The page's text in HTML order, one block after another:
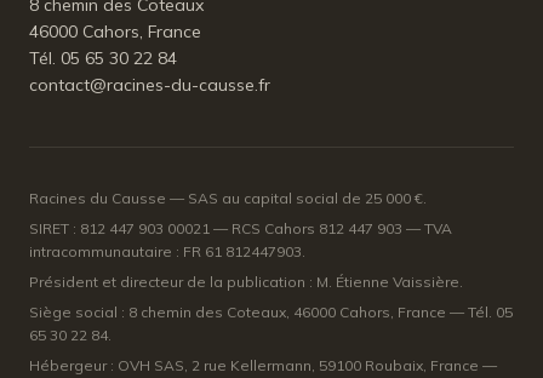
8 chemin des Coteaux
46000 Cahors, France
Tél. 05 65 30 22 84
contact@racines-du-causse.fr
Racines du Causse — SAS au capital social de 25 000 €.
SIRET : 812 447 903 00021 — RCS Cahors 812 447 903 — TVA
intracommunautaire : FR 61 812447903.
Président et directeur de la publication : M. Étienne Vaissière.
Siège social : 8 chemin des Coteaux, 46000 Cahors, France — Tél. 05
65 30 22 84.
Hébergeur : OVH SAS, 2 rue Kellermann, 59100 Roubaix, France —